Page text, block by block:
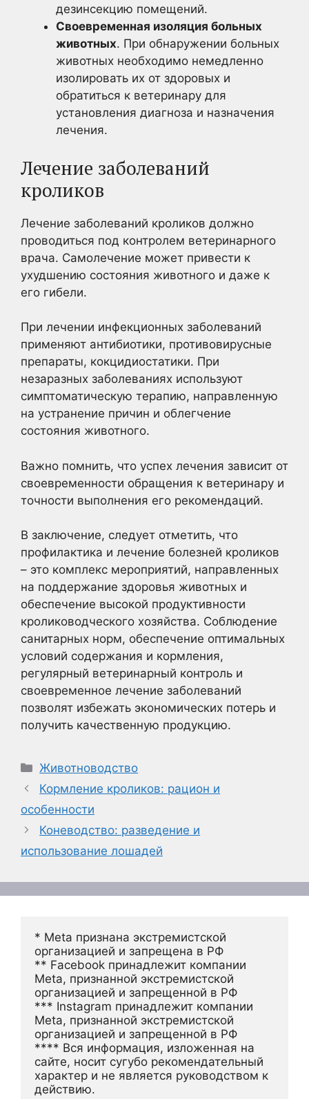
дезинсекцию помещений.
Своевременная изоляция больных
животных. При обнаружении больных
животных необходимо немедленно
изолировать их от здоровых и
обратиться к ветеринару для
установления диагноза и назначения
лечения.
Лечение заболеваний
кроликов
Лечение заболеваний кроликов должно
проводиться под контролем ветеринарного
врача. Самолечение может привести к
ухудшению состояния животного и даже к
его гибели.
При лечении инфекционных заболеваний
применяют антибиотики, противовирусные
препараты, кокцидиостатики. При
незаразных заболеваниях используют
симптоматическую терапию, направленную
на устранение причин и облегчение
состояния животного.
Важно помнить, что успех лечения зависит от
своевременности обращения к ветеринару и
точности выполнения его рекомендаций.
В заключение, следует отметить, что
профилактика и лечение болезней кроликов
– это комплекс мероприятий, направленных
на поддержание здоровья животных и
обеспечение высокой продуктивности
кролиководческого хозяйства. Соблюдение
санитарных норм, обеспечение оптимальных
условий содержания и кормления,
регулярный ветеринарный контроль и
своевременное лечение заболеваний
позволят избежать экономических потерь и
получить качественную продукцию.
Рубрики
Животноводство
Кормление кроликов: рацион и
особенности
Коневодство: разведение и
использование лошадей
* Meta признана экстремистской
организацией и запрещена в РФ
** Facebook принадлежит компании
Meta, признанной экстремистской
организацией и запрещенной в РФ
*** Instagram принадлежит компании
Meta, признанной экстремистской
организацией и запрещенной в РФ
**** Вся информация, изложенная на
сайте, носит сугубо рекомендательный
характер и не является руководством к
действию.